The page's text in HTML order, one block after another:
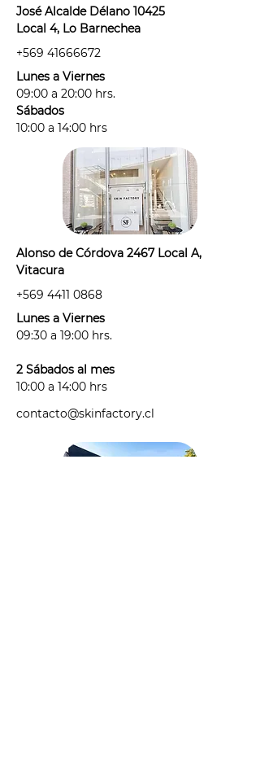
depilatorias, maquina depilatoria,
sugaring, etc).
- Usar sólo rasuradora o métodos
que corten el pelo entre tus
sesiones. Hacerlo sólo las veces
necesarias para no sobre estimular
el folículo piloso.
- Debes venir rasurad@ (idealmente
desde el día anterior), sin
desodorante, cremas, ni perfumes
en la zona a tratar.
- Por protocolo, antes de agendar tu
tienes alguna afección de la piel
antes de tu sesión.
· tomando algún medicamento
considera antibióticos,
antihistamínicos, anticonceptivos y
sido recetado para un tratamiento
José Alcalde Délano 10425
Local 4, Lo Barnechea
+569 41666672
Lunes a Viernes
09:00 a 20:00 hrs.
Sábados
10:00 a 14:00 hrs
contacto@skinfactory.cl
Alonso de Córdova 2467 Local A,
Vitacura
+569 4411 0868
Lunes a Viernes
09:30 a 19:00 hrs.
2 Sábados al mes
10:00 a 14:00 hrs